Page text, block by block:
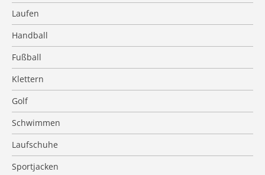
Laufen
Handball
Fußball
Klettern
Golf
Schwimmen
Laufschuhe
Sportjacken